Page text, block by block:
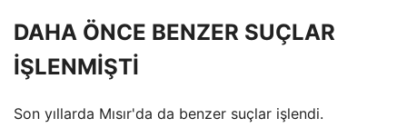
DAHA ÖNCE BENZER SUÇLAR
İŞLENMİŞTİ
Son yıllarda Mısır'da da benzer suçlar işlendi.